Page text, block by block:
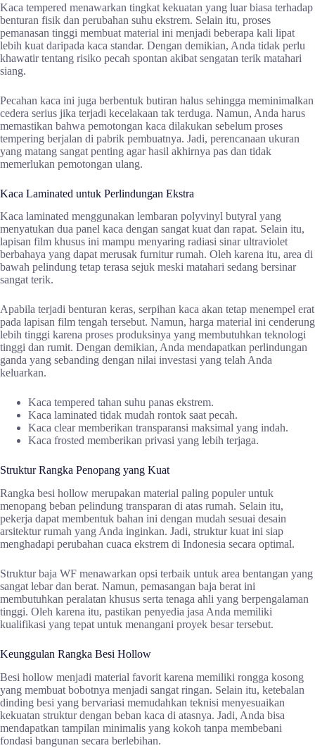
Kaca tempered menawarkan tingkat kekuatan yang luar biasa terhadap
benturan fisik dan perubahan suhu ekstrem. Selain itu, proses
pemanasan tinggi membuat material ini menjadi beberapa kali lipat
lebih kuat daripada kaca standar. Dengan demikian, Anda tidak perlu
khawatir tentang risiko pecah spontan akibat sengatan terik matahari
siang.
Pecahan kaca ini juga berbentuk butiran halus sehingga meminimalkan
cedera serius jika terjadi kecelakaan tak terduga. Namun, Anda harus
memastikan bahwa pemotongan kaca dilakukan sebelum proses
tempering berjalan di pabrik pembuatnya. Jadi, perencanaan ukuran
yang matang sangat penting agar hasil akhirnya pas dan tidak
memerlukan pemotongan ulang.
Kaca Laminated untuk Perlindungan Ekstra
Kaca laminated menggunakan lembaran polyvinyl butyral yang
menyatukan dua panel kaca dengan sangat kuat dan rapat. Selain itu,
lapisan film khusus ini mampu menyaring radiasi sinar ultraviolet
berbahaya yang dapat merusak furnitur rumah. Oleh karena itu, area di
bawah pelindung tetap terasa sejuk meski matahari sedang bersinar
sangat terik.
Apabila terjadi benturan keras, serpihan kaca akan tetap menempel erat
pada lapisan film tengah tersebut. Namun, harga material ini cenderung
lebih tinggi karena proses produksinya yang membutuhkan teknologi
tinggi dan rumit. Dengan demikian, Anda mendapatkan perlindungan
ganda yang sebanding dengan nilai investasi yang telah Anda
keluarkan.
Kaca tempered tahan suhu panas ekstrem.
Kaca laminated tidak mudah rontok saat pecah.
Kaca clear memberikan transparansi maksimal yang indah.
Kaca frosted memberikan privasi yang lebih terjaga.
Struktur Rangka Penopang yang Kuat
Rangka besi hollow merupakan material paling populer untuk
menopang beban pelindung transparan di atas rumah. Selain itu,
pekerja dapat membentuk bahan ini dengan mudah sesuai desain
arsitektur rumah yang Anda inginkan. Jadi, struktur kuat ini siap
menghadapi perubahan cuaca ekstrem di Indonesia secara optimal.
Struktur baja WF menawarkan opsi terbaik untuk area bentangan yang
sangat lebar dan berat. Namun, pemasangan baja berat ini
membutuhkan peralatan khusus serta tenaga ahli yang berpengalaman
tinggi. Oleh karena itu, pastikan penyedia jasa Anda memiliki
kualifikasi yang tepat untuk menangani proyek besar tersebut.
Keunggulan Rangka Besi Hollow
Besi hollow menjadi material favorit karena memiliki rongga kosong
yang membuat bobotnya menjadi sangat ringan. Selain itu, ketebalan
dinding besi yang bervariasi memudahkan teknisi menyesuaikan
kekuatan struktur dengan beban kaca di atasnya. Jadi, Anda bisa
mendapatkan tampilan minimalis yang kokoh tanpa membebani
fondasi bangunan secara berlebihan.